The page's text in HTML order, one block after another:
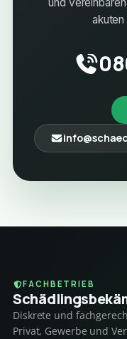
FACHBETRIEB
Diskrete und
Privat, Gewerbe und